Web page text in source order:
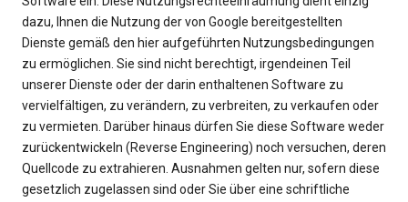
dazu, Ihnen die Nutzung der von Google bereitgestellten
Dienste gemäß den hier aufgeführten Nutzungsbedingungen
zu ermöglichen. Sie sind nicht berechtigt, irgendeinen Teil
unserer Dienste oder der darin enthaltenen Software zu
vervielfältigen, zu verändern, zu verbreiten, zu verkaufen oder
zu vermieten. Darüber hinaus dürfen Sie diese Software weder
zurückentwickeln (Reverse Engineering) noch versuchen, deren
Quellcode zu extrahieren. Ausnahmen gelten nur, sofern diese
gesetzlich zugelassen sind oder Sie über eine schriftliche